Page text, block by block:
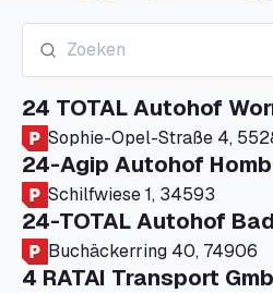
24 TOTAL Autohof
Sophie-Opel-Straße 4,
24-Agip Autohof
Schilfwiese 1, 34593
24-TOTAL Autohof
Buchäckerring 40, 74906
4 RATAI Transport